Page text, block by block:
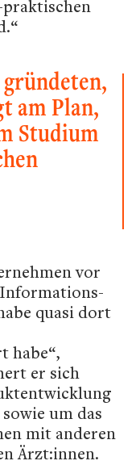
am Plan,
Studium
vor
quasi dort
habe“,
er sich
um das
mit anderen
Ärzt:innen.